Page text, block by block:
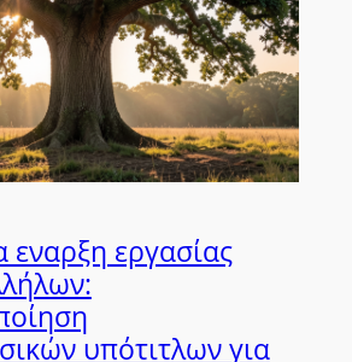
εναρξη εργασίας
υπότιτλων για